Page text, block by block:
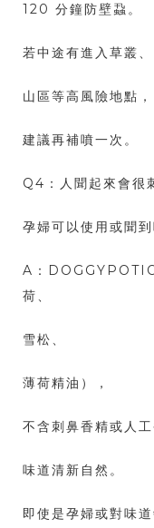
120 分鐘防壁蝨。
若中途有進入草叢、
山區等高風險地點，
建議再補噴一次。
Q4：人聞起來會很
孕婦可以使用或聞到
A：
荷、
雪松、
薄荷精油），
不含刺鼻香精或人工
味道清新自然。
即使是孕婦或對味道